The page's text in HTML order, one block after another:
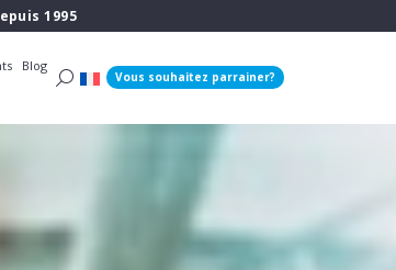
1995
Blog
Vous souhaitez parrainer?